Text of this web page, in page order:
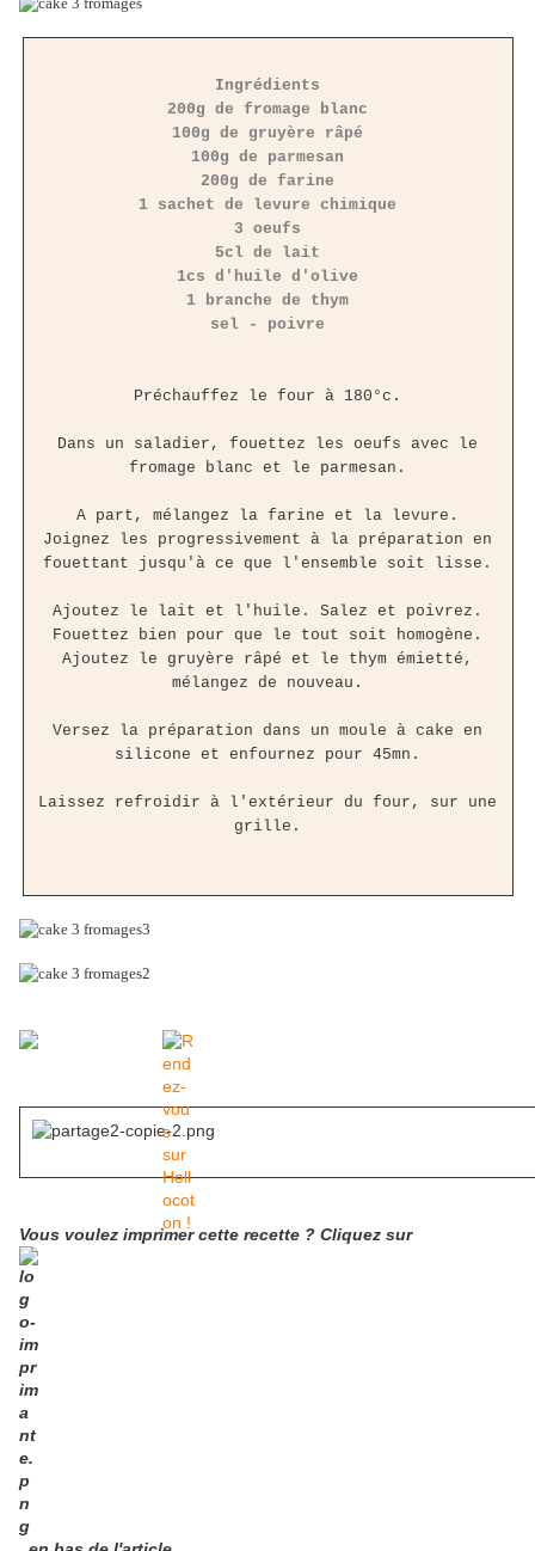
Ingrédients
200g de fromage blanc
100g de gruyère râpé
100g de parmesan
200g de farine
1 sachet de levure chimique
3 oeufs
5cl de lait
1cs d'huile d'olive
1 branche de thym
sel - poivre
Préchauffez le four à 180°c.
Dans un saladier, fouettez les oeufs avec le
fromage blanc et le parmesan.
A part, mélangez la farine et la levure.
Joignez les progressivement à la préparation en
fouettant jusqu'à ce que l'ensemble soit lisse.
Ajoutez le lait et l'huile. Salez et poivrez.
Fouettez bien pour que le tout soit homogène.
Ajoutez le gruyère râpé et le thym émietté,
mélangez de nouveau.
Versez la préparation dans un moule à cake en
silicone et enfournez pour 45mn.
Laissez refroidir à l'extérieur du four, sur une
grille.
Vous voulez imprimer cette recette ? Cliquez sur